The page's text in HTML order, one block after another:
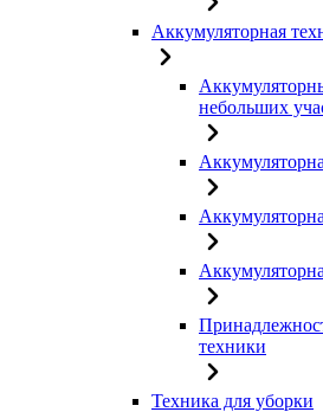
Аккумуляторная
небольших
техники
Техника для уборки